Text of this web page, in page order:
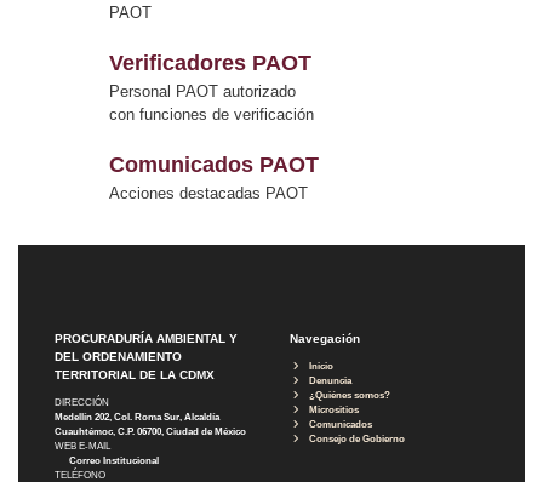
PAOT
Verificadores PAOT
Personal PAOT autorizado
con funciones de verificación
Comunicados PAOT
Acciones destacadas PAOT
PROCURADURÍA AMBIENTAL Y
DEL ORDENAMIENTO
TERRITORIAL DE LA CDMX
DIRECCIÓN
Medellín 202, Col. Roma Sur, Alcaldía
Cuauhtémoc, C.P. 06700, Ciudad de México
WEB E-MAIL
Correo Institucional
TELÉFONO
Navegación
Inicio
Denuncia
¿Quiénes somos?
Micrositios
Comunicados
Consejo de Gobierno